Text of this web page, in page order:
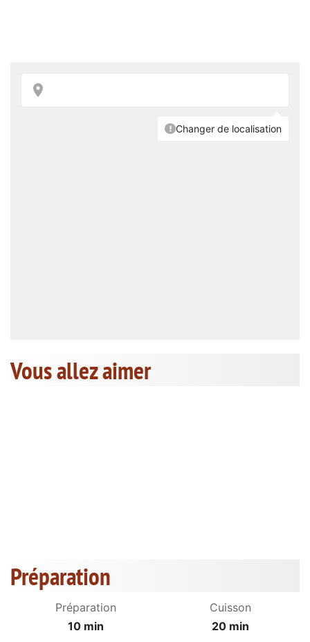
Vous allez aimer
Préparation
Préparation
10 min
Cuisson
20 min